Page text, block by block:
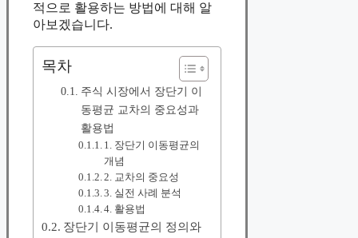
적으로 활용하는 방법에 대해 알
아보겠습니다.
목차
주식 시장에서 장단기 이
동평균 교차의 중요성과
활용법
1. 장단기 이동평균의
개념
2. 교차의 중요성
3. 실전 사례 분석
4. 활용법
장단기 이동평균의 정의와